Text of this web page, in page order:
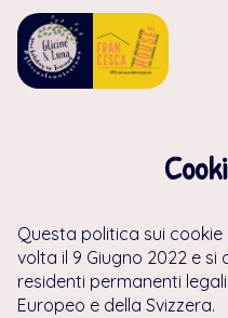
Questa politica sui
volta il 9 Giugno 2022 e
residenti permanenti
Europeo e della Svizzera.